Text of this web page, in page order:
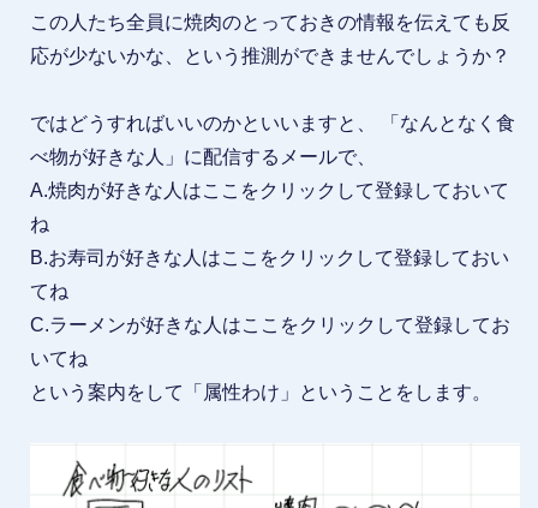
この人たち全員に焼肉のとっておきの情報を伝えても反
応が少ないかな、という推測ができませんでしょうか？
ではどうすればいいのかといいますと、 「なんとなく食
べ物が好きな人」に配信するメールで、
A.焼肉が好きな人はここをクリックして登録しておいて
ね
B.お寿司が好きな人はここをクリックして登録しておい
てね
C.ラーメンが好きな人はここをクリックして登録してお
いてね
という案内をして「属性わけ」ということをします。